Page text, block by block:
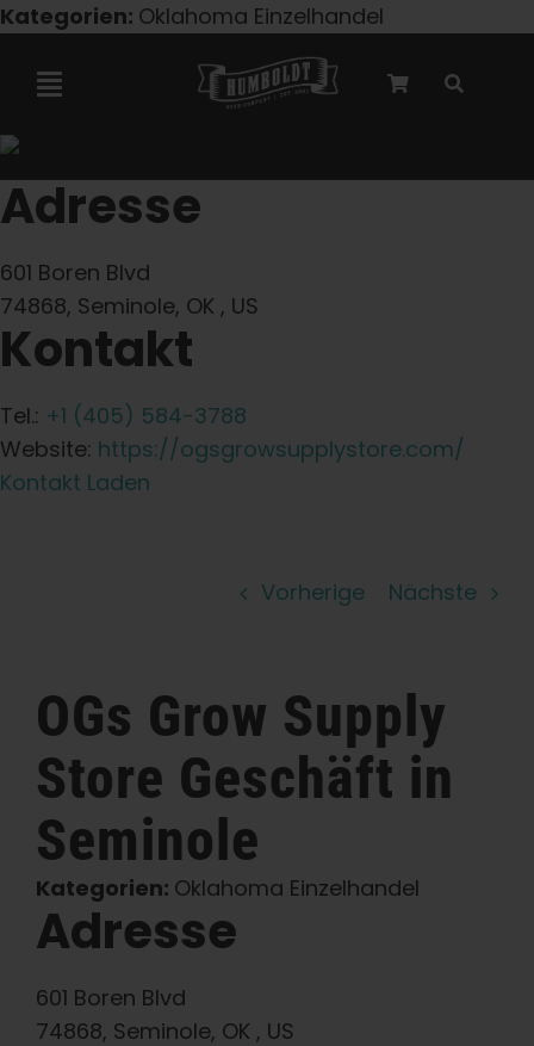
Zum
springen
Kategorien: Oklahoma Einzelhandel
Navigation
Marley-Kooperation
Autoflower-Samen
Triploide Samen
Gartensamen
Über
Pheno-Jagd
Erhaltung der karibischen Genetik
Shop
Adresse
601 Boren Blvd
74868, Seminole, OK , US
Kontakt
Tel.: +1 (405) 584-3788
Website: https://ogsgrowsupplystore.com/
Kontakt Laden
Vorherige Nächste
OGs Grow Supply
Store Geschäft in
Seminole
Kategorien: Oklahoma Einzelhandel
Adresse
601 Boren Blvd
74868, Seminole, OK , US